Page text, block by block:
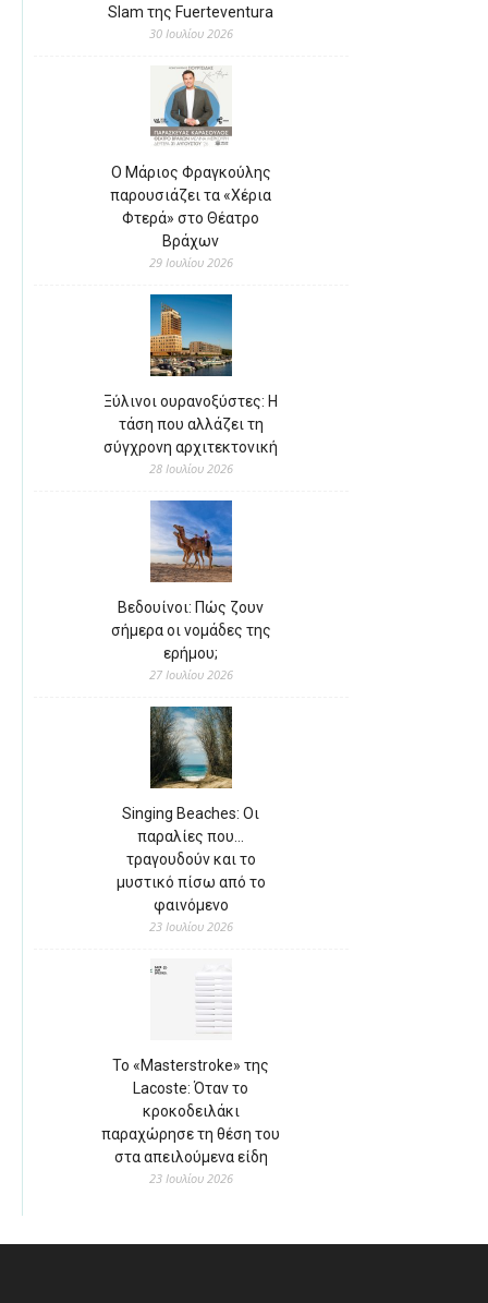
Slam της Fuerteventura
30 Ιουλίου 2026
Ο Μάριος Φραγκούλης
παρουσιάζει τα «Χέρια
Φτερά» στο Θέατρο
Βράχων
29 Ιουλίου 2026
Ξύλινοι ουρανοξύστες: Η
τάση που αλλάζει τη
σύγχρονη αρχιτεκτονική
28 Ιουλίου 2026
Βεδουίνοι: Πώς ζουν
σήμερα οι νομάδες της
ερήμου;
27 Ιουλίου 2026
Singing Beaches: Οι
παραλίες που…
τραγουδούν και το
μυστικό πίσω από το
φαινόμενο
23 Ιουλίου 2026
Το «Masterstroke» της
Lacoste: Όταν το
κροκοδειλάκι
παραχώρησε τη θέση του
στα απειλούμενα είδη
23 Ιουλίου 2026